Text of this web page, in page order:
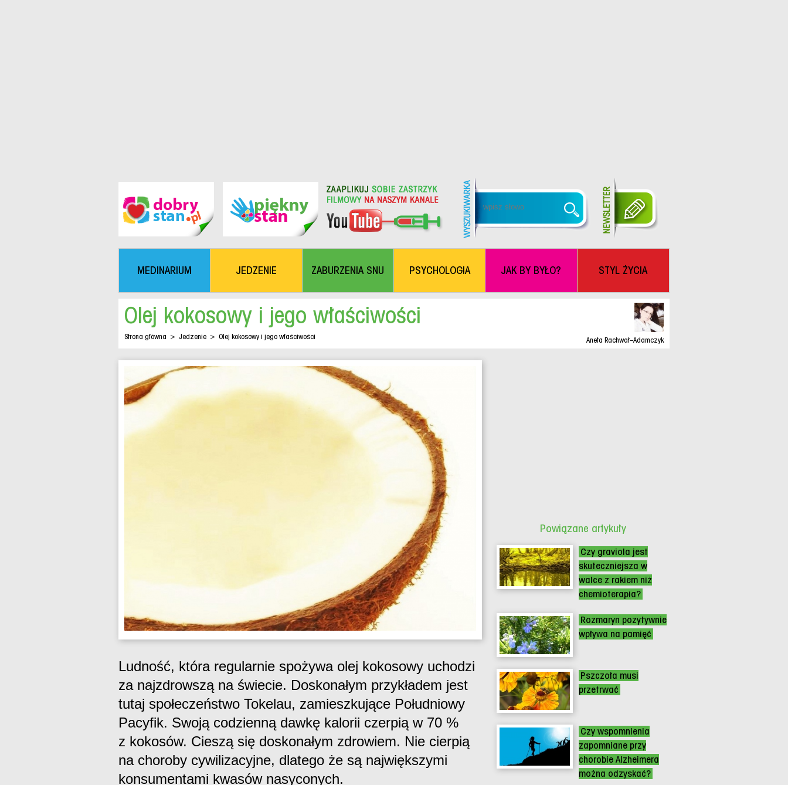
MEDINARIUM JEDZENIE ZABURZENIA SNU PSYCHOLOGIA JAK BY BYŁO? STYL ŻYCIA
Aneta Rachwał–Adamczyk
Olej kokosowy i jego właściwości
Strona główna > Jedzenie > Olej kokosowy i jego właściwości
Ludność, która regularnie spożywa olej kokosowy uchodzi
za najzdrowszą na świecie. Doskonałym przykładem jest
tutaj społeczeństwo Tokelau, zamieszkujące Południowy
Pacyfik. Swoją codzienną dawkę kalorii czerpią w 70 %
z kokosów. Cieszą się doskonałym zdrowiem. Nie cierpią
na choroby cywilizacyjne, dlatego że są największymi
konsumentami kwasów nasyconych.
Powiązane artykuły
Czy graviola jest
skuteczniejsza w
walce z rakiem niż
chemioterapia?
Rozmaryn pozytywnie
wpływa na pamięć
Pszczoła musi
przetrwać
Czy wspomnienia
zapomniane przy
chorobie Alzheimera
można odzyskać?